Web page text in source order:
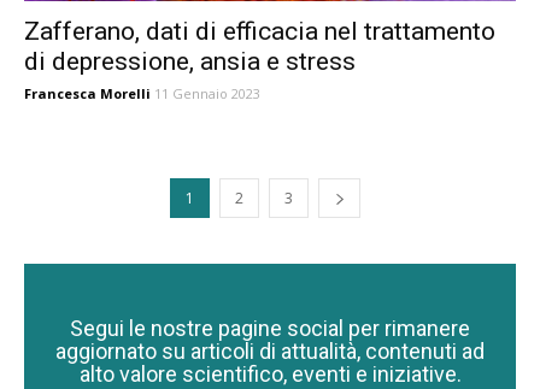
Zafferano, dati di efficacia nel trattamento
di depressione, ansia e stress
Francesca Morelli 11 Gennaio 2023
1 2 3
Segui le nostre pagine social per rimanere
aggiornato su articoli di attualità, contenuti ad
alto valore scientifico, eventi e iniziative.